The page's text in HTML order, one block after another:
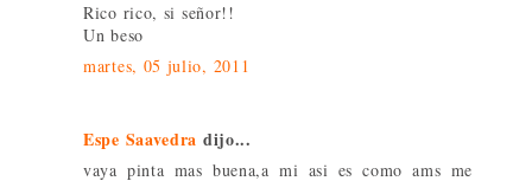
Rico rico, si señor!!
Un beso
martes, 05 julio, 2011
Espe Saavedra dijo...
vaya pinta mas buena,a mi asi es como ams me